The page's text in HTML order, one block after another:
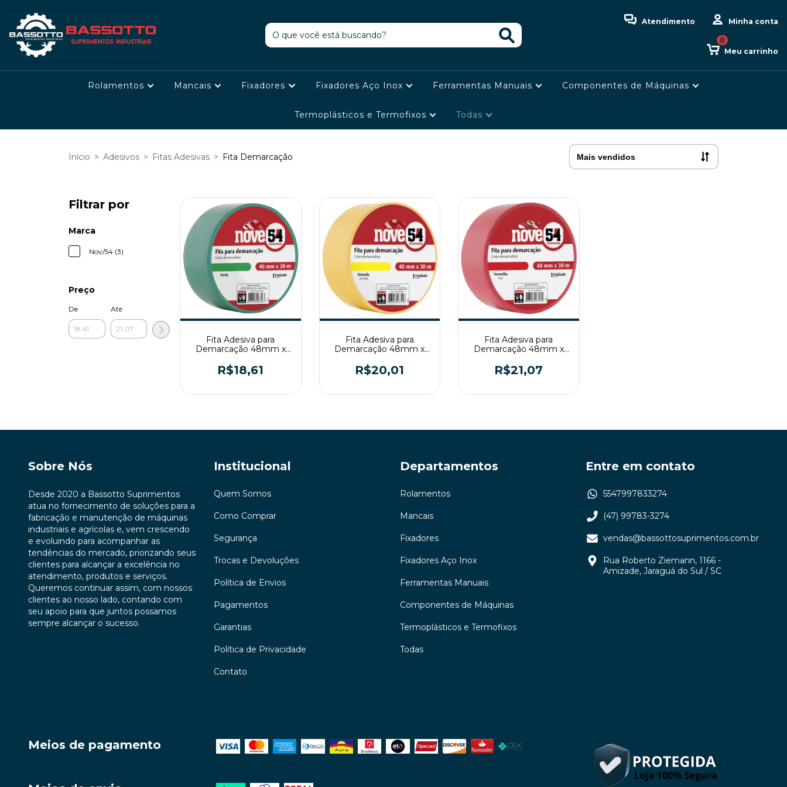
Atendimento Minha conta
Meu carrinho
0
Rolamentos Mancais Fixadores Fixadores Aço Inox Ferramentas Manuais Componentes de Máquinas
Termoplásticos e Termofixos Todas
Início > Adesivos > Fitas Adesivas > Fita Demarcação
Filtrar por
Marca
Nov/54 (3)
Preço
De Até
Fita Adesiva para
Demarcação 48mm x
R$18,61
Fita Adesiva para
Demarcação 48mm x
R$20,01
Fita Adesiva para
Demarcação 48mm x
R$21,07
Sobre Nós
Desde 2020 a Bassotto Suprimentos
atua no fornecimento de soluções para a
fabricação e manutenção de máquinas
industriais e agrícolas e, vem crescendo
e evoluindo para acompanhar as
tendências do mercado, priorizando seus
clientes para alcançar a excelência no
atendimento, produtos e serviços.
Queremos continuar assim, com nossos
clientes ao nosso lado, contando com
seu apoio para que juntos possamos
sempre alcançar o sucesso.
Institucional
Quem Somos
Como Comprar
Segurança
Trocas e Devoluções
Política de Envios
Pagamentos
Garantias
Política de Privacidade
Contato
Departamentos
Rolamentos
Mancais
Fixadores
Fixadores Aço Inox
Ferramentas Manuais
Componentes de Máquinas
Termoplásticos e Termofixos
Todas
Entre em contato
5547997833274
(47) 99783-3274
vendas@bassottosuprimentos.com.br
Rua Roberto Ziemann, 1166 -
Amizade, Jaraguá do Sul / SC
Meios de pagamento